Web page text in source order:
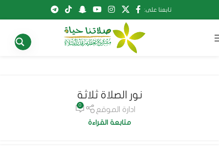
تابعنا على:
نور الصلاة ثلاثة
ادارة الموقع
0
متابعة القراءة